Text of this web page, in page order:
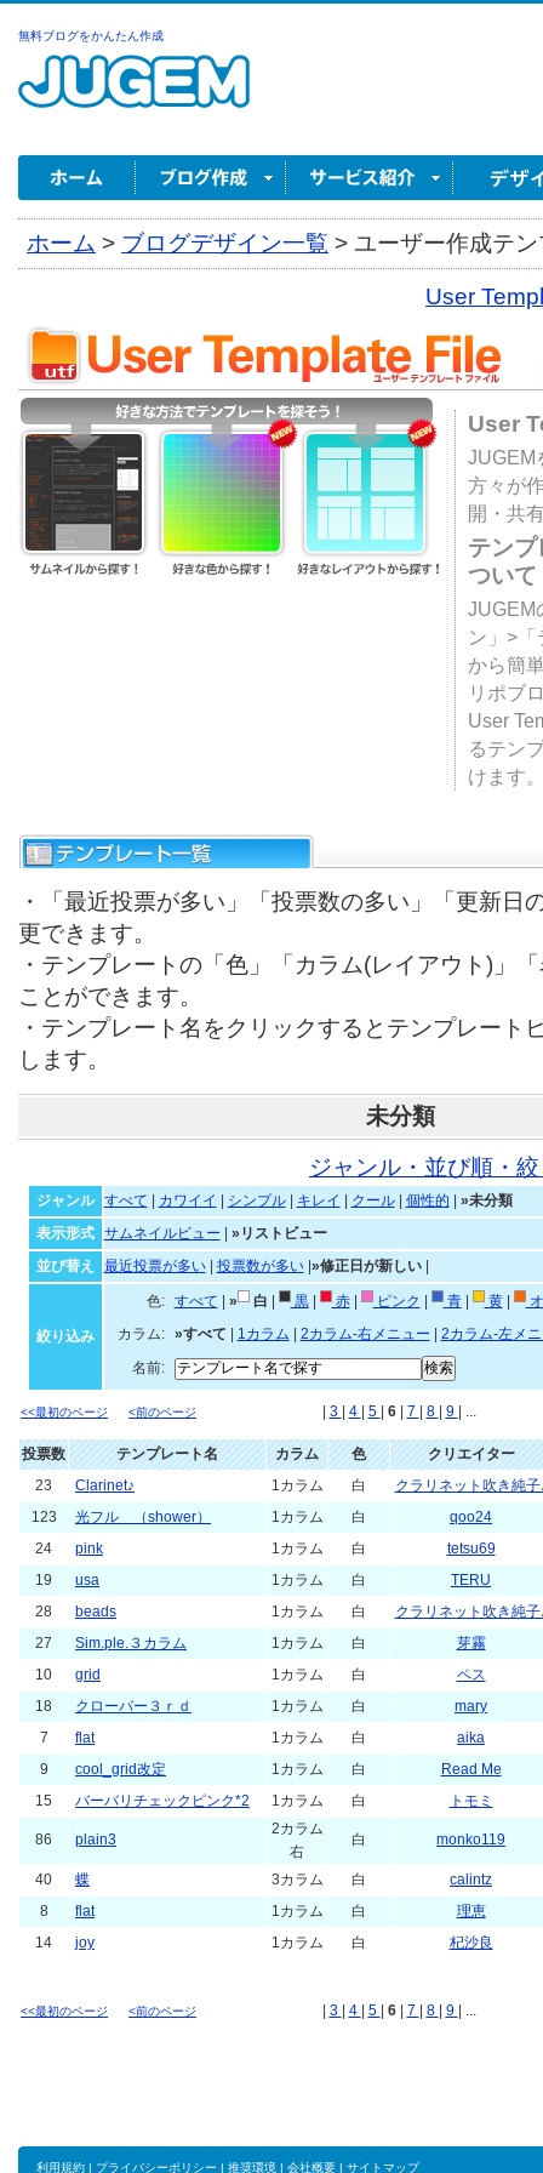
無料ブログをかんたん作成
ホーム > ブログデザイン一覧 > ユーザー作成テ
User
User
JUGEM
方々が
開・共
テン
ついて
JUGEM
ン」>
から簡
リポブ
User
るテン
けます
・「最近投票が多い」「投票数の多い」「更新日
更できます。
・テンプレートの「色」「カラム(レイアウト)」
ことができます。
・テンプレート名をクリックするとテンプレート
します。
未分類
ジャンル・並び順・
ジャンル すべて カワイイ シンプル| キレイ クール| 個性的
»未分類
表示形式
サムネイルビュー
»リストビュー
並び替え
最近投票が多い| 投票数が多い| »修正日が新しい|
絞り込み
色: すべて » 白 黒| 赤| ピンク 青| 黄|
カラム:
»すべて 1カラム 2カラム-右メニュー
2カラム-左メ
名前:
<<最初のページ <前のページ 3 4 5 6 7 8 9 | ...
投票数 テンプレート名 カラム 色
クリエイター
23
Clarinet♪ 1カラム 白
クラリネット吹き純子
123
光フル （shower） 1カラム 白
qoo24
24
pink 1カラム 白
tetsu69
19
usa 1カラム 白
TERU
28
beads 1カラム 白
クラリネット吹き純子
27
Sim.ple.３カラム 1カラム 白
芽霧
10
grid 1カラム 白
ペス
18
クローバー３ｒｄ 1カラム 白
mary
7
flat 1カラム 白
aika
9
cool_grid改定 1カラム 白
Read Me
15
バーバリチェックピンク*2 1カラム 白 トモミ
86 plain3
2カラム
右
白 monko119
40 蝶 3カラム 白
calintz
8
flat 1カラム 白
理恵
14
joy 1カラム 白 杞沙良
<<最初のページ <前のページ 3 4 5 6 7 8 9 | ...
利用規約 | プライバシーポリシー | 推奨環境 | 会社概要 | サイトマップ